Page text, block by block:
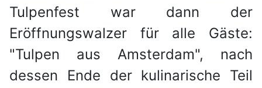
Tulpenfest war dann der
Eröffnungswalzer für alle Gäste:
"Tulpen aus Amsterdam", nach
dessen Ende der kulinarische Teil